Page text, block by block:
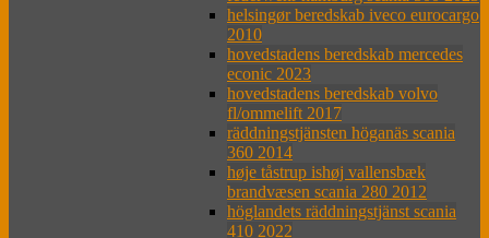
helsingør beredskab iveco eurocargo
2010
hovedstadens beredskab mercedes
econic 2023
hovedstadens beredskab volvo
fl/ommelift 2017
räddningstjänsten höganäs scania
360 2014
høje tåstrup ishøj vallensbæk
brandvæsen scania 280 2012
höglandets räddningstjänst scania
410 2022